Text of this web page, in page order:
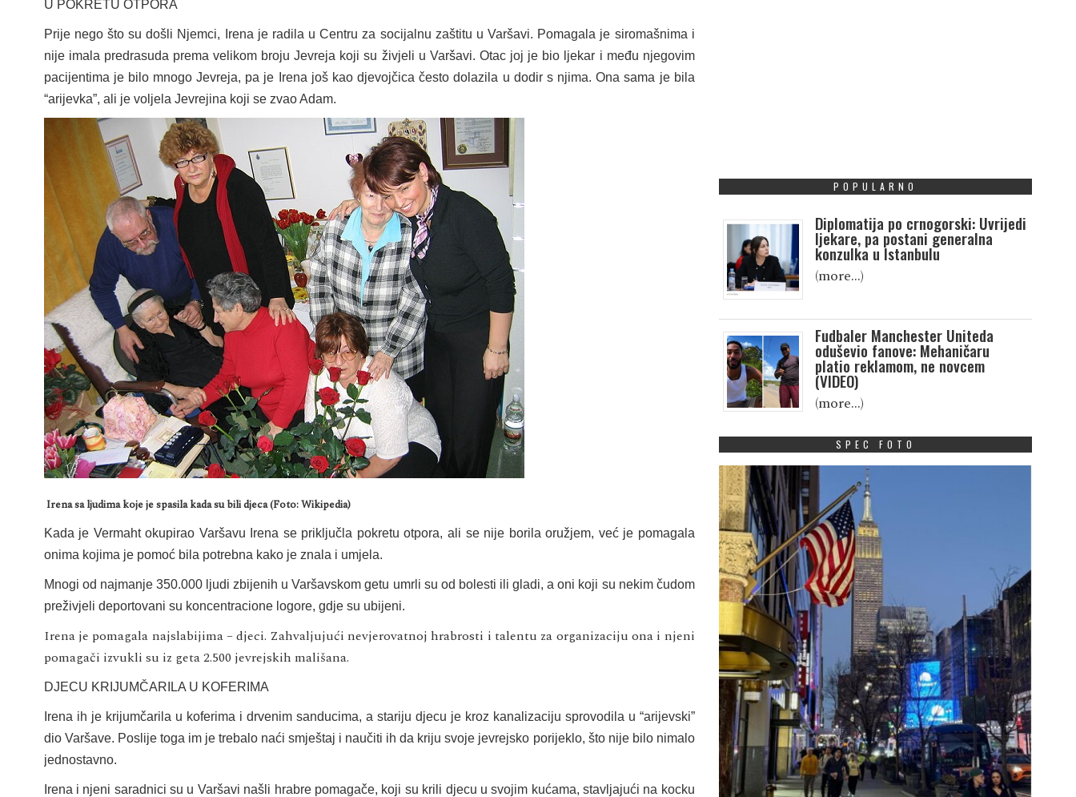
U POKRETU OTPORA
Prije nego što su došli Njemci, Irena je radila u Centru za socijalnu zaštitu u Varšavi. Pomagala je siromašnima i
nije imala predrasuda prema velikom broju Jevreja koji su živjeli u Varšavi. Otac joj je bio ljekar i među njegovim
pacijentima je bilo mnogo Jevreja, pa je Irena još kao djevojčica često dolazila u dodir s njima. Ona sama je bila
“arijevka”, ali je voljela Jevrejina koji se zvao Adam.
Irena sa ljudima koje je spasila kada su bili djeca (Foto: Wikipedia)
Kada je Vermaht okupirao Varšavu Irena se priključla pokretu otpora, ali se nije borila oružjem, već je pomagala
onima kojima je pomoć bila potrebna kako je znala i umjela.
Mnogi od najmanje 350.000 ljudi zbijenih u Varšavskom getu umrli su od bolesti ili gladi, a oni koji su nekim čudom
preživjeli deportovani su koncentracione logore, gdje su ubijeni.
Irena je pomagala najslabijima – djeci. Zahvaljujući nevjerovatnoj hrabrosti i talentu za organizaciju ona i njeni
pomagači izvukli su iz geta 2.500 jevrejskih mališana.
DJECU KRIJUMČARILA U KOFERIMA
Irena ih je krijumčarila u koferima i drvenim sanducima, a stariju djecu je kroz kanalizaciju sprovodila u “arijevski”
dio Varšave. Poslije toga im je trebalo naći smještaj i naučiti ih da kriju svoje jevrejsko porijeklo, što nije bilo nimalo
jednostavno.
Irena i njeni saradnici su u Varšavi našli hrabre pomagače, koji su krili djecu u svojim kućama, stavljajući na kocku
POPULARNO
Diplomatija po crnogorski: Uvrijedi
ljekare, pa postani generalna
konzulka u Istanbulu
(more…)
Fudbaler Manchester Uniteda
oduševio fanove: Mehaničaru
platio reklamom, ne novcem
(VIDEO)
(more…)
SPEC FOTO